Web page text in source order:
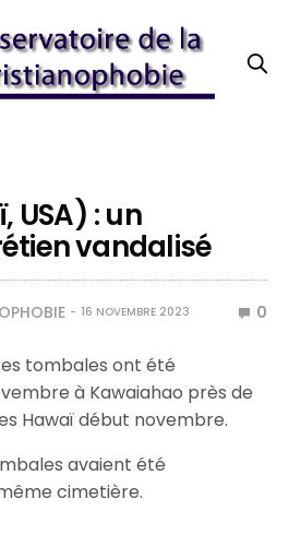
USA) : un
vandalisé
16 NOVEMBRE 2023 0
tombales ont été
à Kawaiahao près de
Hawaï début novembre.
avaient été
cimetière.